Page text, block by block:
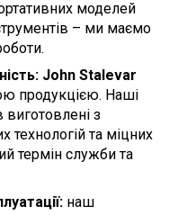
моделей
– ми маємо
John Stalevar
продукцією. Наші
з
технологій та міцних
термін служби та
наш